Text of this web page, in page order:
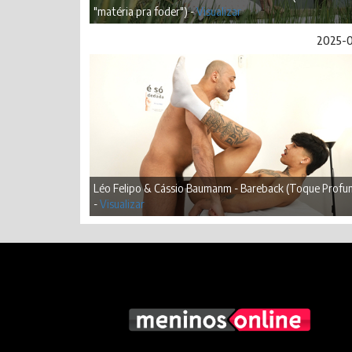
"matéria pra foder") -Visualizar
2025-
Léo Felipo & Cássio Baumanm - Bareback (Toque
-Visualizar